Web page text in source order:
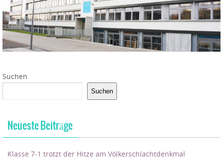
Suchen
Suchen
Neueste Beiträge
Klasse 7-1 trotzt der Hitze am Völkerschlachtdenkmal